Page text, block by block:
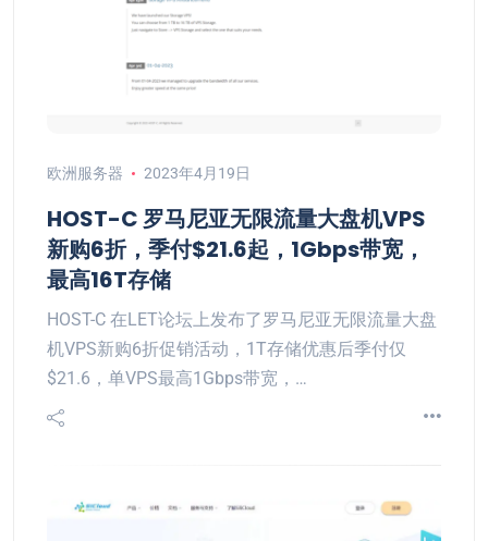
欧洲服务器 2023年4月19日
HOST-C 罗马尼亚无限流量大盘机VPS
新购6折，季付$21.6起，1Gbps带宽，
最高16T存储
HOST-C 在LET论坛上发布了罗马尼亚无限流量大盘
机VPS新购6折促销活动，1T存储优惠后季付仅
$21.6，单VPS最高1Gbps带宽，…